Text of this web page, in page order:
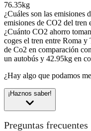
76.35kg
¿Cuáles son las emisiones
emisiones de CO2 del tren
¿Cuánto CO2 ahorro
coges el tren entre Roma y
de Co2 en comparación
un autobús y 42.95kg en
¿Hay algo que podamos
¡Haznos saber!
Preguntas frecuentes